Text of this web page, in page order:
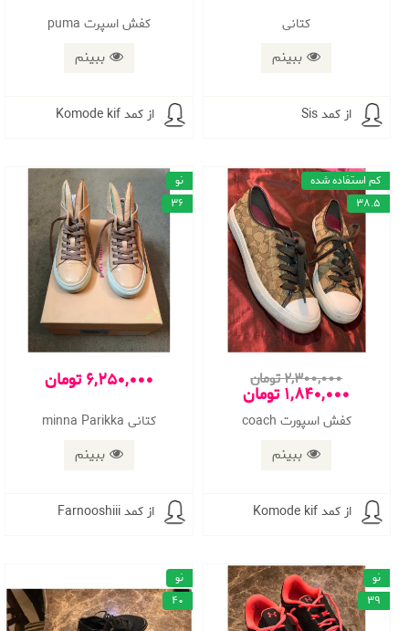
کتانی
ببینم
از کمد Sis
كفش اسپرت puma
ببینم
از کمد Komode kif
2,300,000 تومان
1,840,000 تومان
كفش اسپورت coach
ببینم
کم استفاده شده
38.5
از کمد Komode kif
6,250,000 تومان
کتانی minna Parikka
ببینم
نو
36
از کمد Farnooshiii
نو
39
نو
40